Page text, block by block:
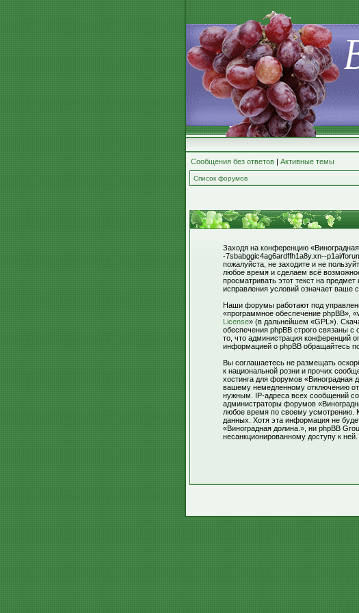
Сообщения без ответов | Активные темы
Список форумов
Заходя на конференцию
-7sbabggic4ag6ardffh1a8y.xn--p1ai/
пожалуйста, не заходите и не
любое время и сделаем всё
просматривать этот текст на
исправления условий означает ваше
Наши форумы работают под
«программное обеспечение phpBB»,
License» (в дальнейшем «GPL»).
обеспечения phpBB строго связаны с
то, что администрация конференций
информацией о phpBB обращайтесь
Вы соглашаетесь не размещать
к национальной розни и прочих
хостинга для форумов «Виноградная
вашему немедленному отключению
нужным. IP-адреса всех сообщений
администраторы форумов
любое время по своему усмотрению.
данных. Хотя эта информация не
«Виноградная долина.», ни phpBB
несанкционированному доступу к ней.